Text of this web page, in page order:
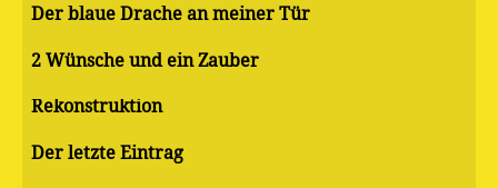
Der blaue Drache an meiner Tür
2 Wünsche und ein Zauber
Rekonstruktion
Der letzte Eintrag